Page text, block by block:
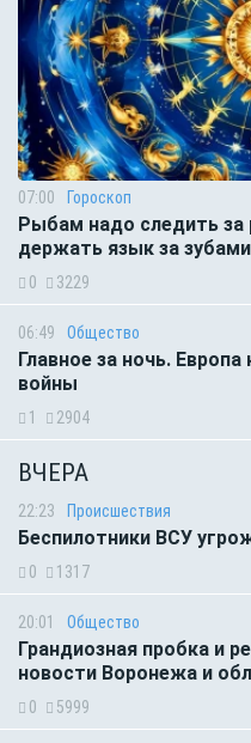
07:00 Гороскоп
Рыбам надо следить
держать язык за
0 3229
06:49 Общество
Главное за ночь.
войны
1 2904
ВЧЕРА
22:23 Происшествия
Беспилотники ВСУ
0 1317
20:01 Общество
Грандиозная пробка и
новости Воронежа и
0 5999